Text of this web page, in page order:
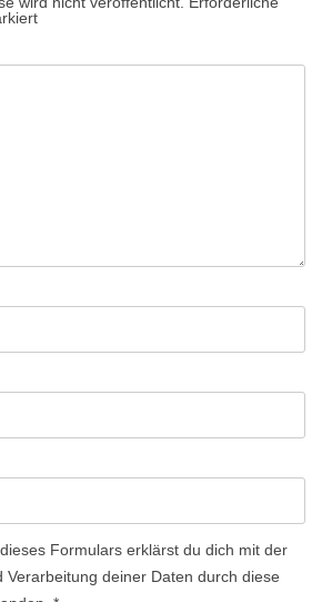
Formulars erklärst du dich mit der
Verarbeitung deiner Daten durch diese